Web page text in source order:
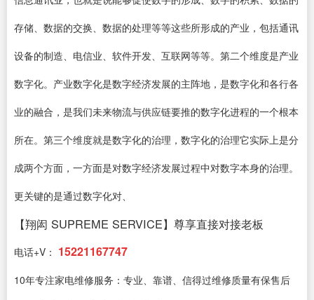
存储、数据的交换、数据的处理等等这些所形成的产业，包括通讯
设备的制造、电信业、软件开发、互联网等等。第二个维度是产业
数字化。产业数字化是数字经济发展的主阵地，是数字化和各行各
业的融合，是我们未来物流与供应链要推的数字化进程的一个根本
所在。第三个维度就是数字化的治理，数字化的治理它实际上是分
成两个方面，一方面是对数字经济发展过程中对数字本身的治理。
更关键的是通过数字化对、
【翔闳 SUPREME SERVICE】尊享直接对接老板
电话+V： 15221167747
10年专注家电维修服务：专业、靠谱、信得过维修质量有保售后